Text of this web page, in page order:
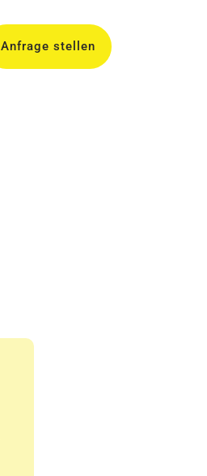
Anfrage stellen